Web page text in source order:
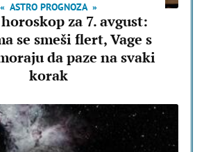
ASTRO PROGNOZA
za 7. avgust:
se smeši flert, Vage s
da paze na svaki
korak